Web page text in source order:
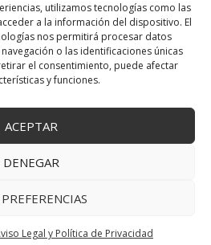
utilizamos tecnologías como las
a la información del dispositivo. El
nos permitirá procesar datos
o las identificaciones únicas
el consentimiento, puede afectar
y funciones.
ACEPTAR
DENEGAR
Legal y Política de Privacidad
Volver arriba